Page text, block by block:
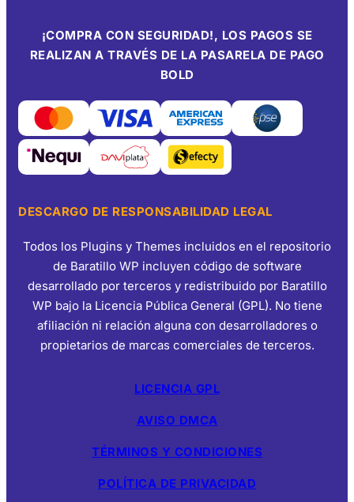
¡COMPRA CON SEGURIDAD!, LOS PAGOS SE
REALIZAN A TRAVÉS DE LA PASARELA DE PAGO
BOLD
DESCARGO DE RESPONSABILIDAD LEGAL
Todos los Plugins y Themes incluidos en el repositorio
de Baratillo WP incluyen código de software
desarrollado por terceros y redistribuido por Baratillo
WP bajo la Licencia Pública General (GPL). No tiene
afiliación ni relación alguna con desarrolladores o
propietarios de marcas comerciales de terceros.
LICENCIA GPL
AVISO DMCA
TÉRMINOS Y CONDICIONES
POLÍTICA DE PRIVACIDAD